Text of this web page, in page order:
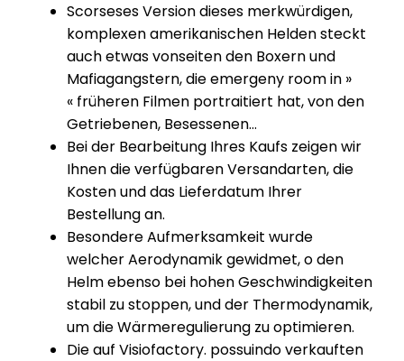
Scorseses Version dieses merk­wür­digen,
komplexen ameri­ka­ni­schen Helden steckt
auch etwas vonseiten den Boxern und
Mafia­gangs­tern, die emergeny room in »
« früheren Filmen portrai­tiert hat, von den
Getrie­benen, Beses­senen…
Bei der Bearbeitung Ihres Kaufs zeigen wir
Ihnen die verfügbaren Versandarten, die
Kosten und das Lieferdatum Ihrer
Bestellung an.
Besondere Aufmerksamkeit wurde
welcher Aerodynamik gewidmet, o den
Helm ebenso bei hohen Geschwindigkeiten
stabil zu stoppen, und der Thermodynamik,
um die Wärmeregulierung zu optimieren.
Die auf Visiofactory. possuindo verkauften